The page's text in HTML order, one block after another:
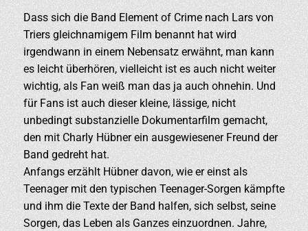
Dass sich die Band Element of Crime nach Lars von
Triers gleichnamigem Film benannt hat wird
irgendwann in einem Nebensatz erwähnt, man kann
es leicht überhören, vielleicht ist es auch nicht weiter
wichtig, als Fan weiß man das ja auch ohnehin. Und
für Fans ist auch dieser kleine, lässige, nicht
unbedingt substanzielle Dokumentarfilm gemacht,
den mit Charly Hübner ein ausgewiesener Freund der
Band gedreht hat.
Anfangs erzählt Hübner davon, wie er einst als
Teenager mit den typischen Teenager-Sorgen kämpfte
und ihm die Texte der Band halfen, sich selbst, seine
Sorgen, das Leben als Ganzes einzuordnen. Jahre,